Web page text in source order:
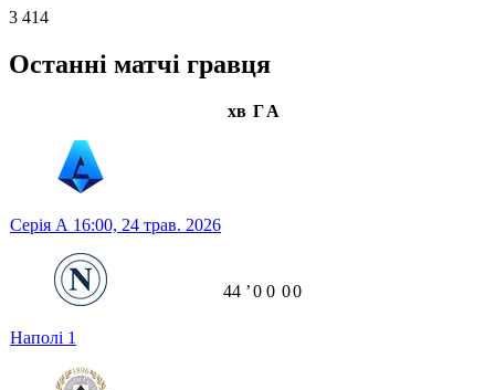
3 414
Останні матчі гравця
хв ГА
Серія А 16:00, 24 трав. 2026
Наполі 1
44 ʼ0 0 00